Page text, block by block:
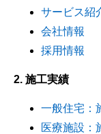
サービス紹
会社情報
採用情報
2. 施工実績
一般住宅：
医療施設：